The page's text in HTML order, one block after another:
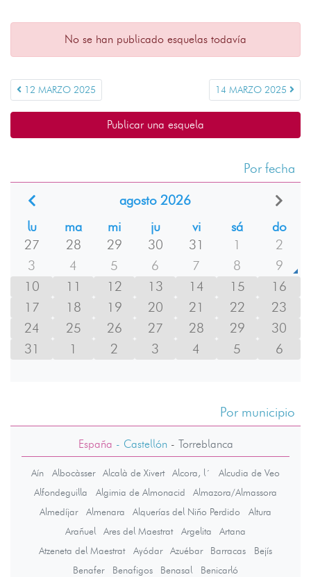
No se han publicado esquelas todavía
12 MARZO 2025 14 MARZO 2025
Publicar una esquela
Por fecha
agosto 2026
lu
ma mi ju vi sá
do
27
28 29 30 31 1
2
3
4 5 6 7 8
9
10
11 12 13 14 15
16
17
18 19 20 21 22
23
24
25 26 27 28 29
30
31
1 2 3 4 5 6
Por municipio
España - Castellón- Torreblanca
Aín Albocàsser Alcalà de Xivert Alcora, l´
Alcudia de Veo
Alfondeguilla
Algimia de Almonacid
Almazora/Almassora
Almedíjar
Almenara Alquerías del Niño Perdido
Altura
Arañuel
Ares del Maestrat Argelita
Artana
Atzeneta del Maestrat
Ayódar Azuébar Barracas
Bejís
Benafer
Benafigos Benasal
Benicarló